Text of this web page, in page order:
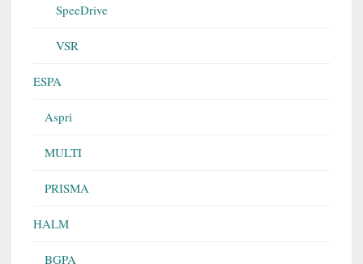
SpeeDrive
VSR
ESPA
Aspri
MULTI
PRISMA
HALM
BGPA